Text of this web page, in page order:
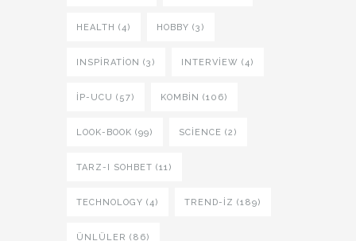
HEALTH (4) HOBBY (3)
INSPIRATION (3) INTERVIEW (4)
İP-UCU (57) KOMBIN (106)
LOOK-BOOK (99) SCIENCE (2)
TARZ-I SOHBET (11)
TECHNOLOGY (4) TREND-IZ (189)
ÜNLÜLER (86)